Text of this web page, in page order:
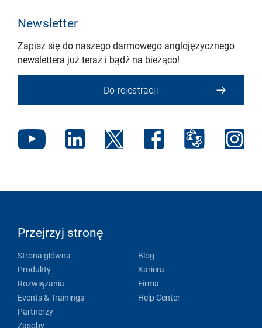
Newsletter
Zapisz się do naszego darmowego anglojęzycznego
newslettera już teraz i bądź na bieżąco!
Do rejestracji
Przejrzyj stronę
Strona główna
Produkty
Rozwiązania
Events & Trainings
Partnerzy
Zasoby
Blog
Kariera
Firma
Help Center